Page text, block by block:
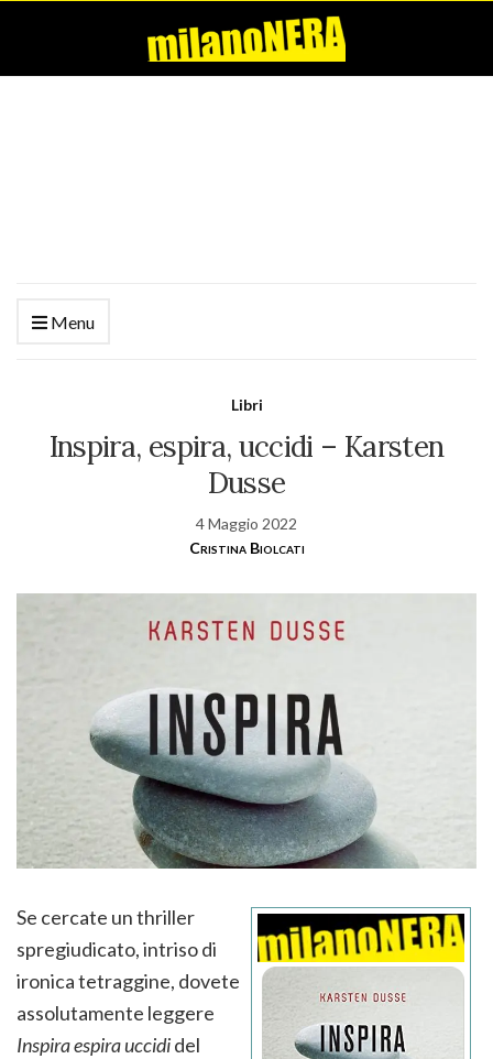
Menu
Libri
Inspira, espira, uccidi – Karsten
Dusse
4 Maggio 2022
Cristina Biolcati
Se cercate un thriller
spregiudicato, intriso di
ironica tetraggine, dovete
assolutamente leggere
Inspira espira uccididel